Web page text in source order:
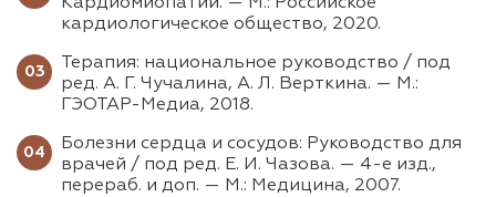
кардиологическое общество, 2020.
Терапия: национальное руководство / под
ред. А. Г. Чучалина, А. Л. Верткина. — М.:
ГЭОТАР-Медиа, 2018.
Болезни сердца и сосудов: Руководство для
врачей / под ред. Е. И. Чазова. — 4-е изд.,
перераб. и доп. — М.: Медицина, 2007.